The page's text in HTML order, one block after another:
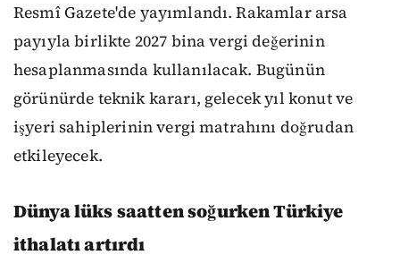
Resmî Gazete'de yayımlandı. Rakamlar arsa
payıyla birlikte 2027 bina vergi değerinin
hesaplanmasında kullanılacak. Bugünün
görünürde teknik kararı, gelecek yıl konut ve
işyeri sahiplerinin vergi matrahını doğrudan
etkileyecek.
Dünya lüks saatten soğurken Türkiye
ithalatı artırdı